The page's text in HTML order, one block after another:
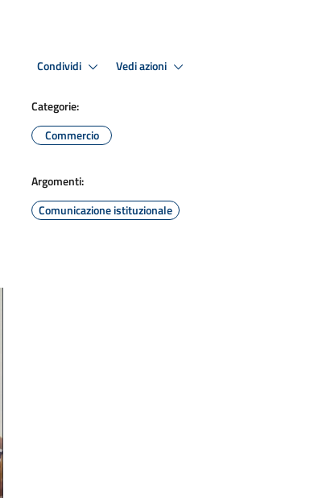
Condividi Vedi azioni
Categorie:
Commercio
Argomenti:
Comunicazione istituzionale